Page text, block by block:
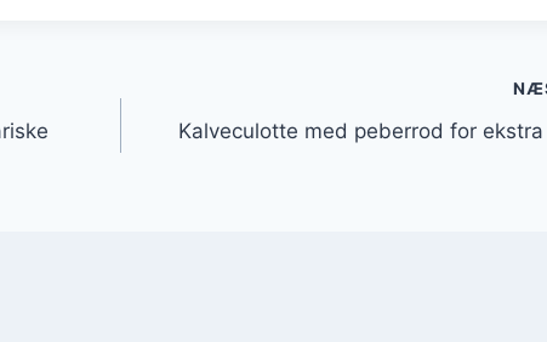
Kalveculotte med peberrod for ekstra